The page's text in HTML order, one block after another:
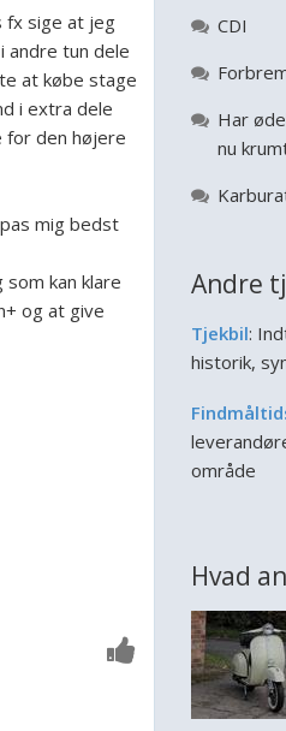
fx sige at jeg
andre tun dele
at købe stage
i extra dele
for den højere
mig bedst
kan klare
og at give
CDI
Har
nu
Andre
Tjekbil:
historik,
område
Hvad